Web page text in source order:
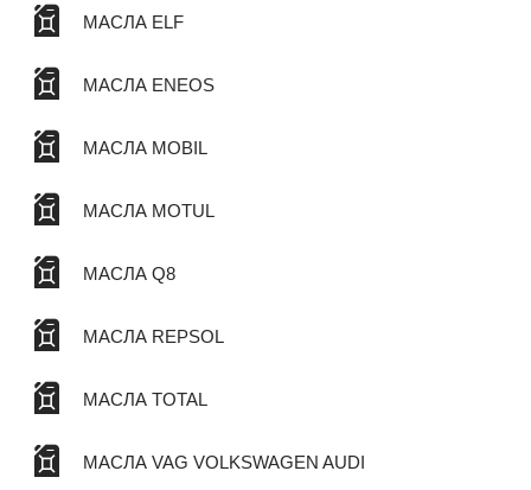
МАСЛА ELF
МАСЛА ENEOS
МАСЛА MOBIL
МАСЛА MOTUL
МАСЛА Q8
МАСЛА REPSOL
МАСЛА TOTAL
МАСЛА VAG VOLKSWAGEN AUDI